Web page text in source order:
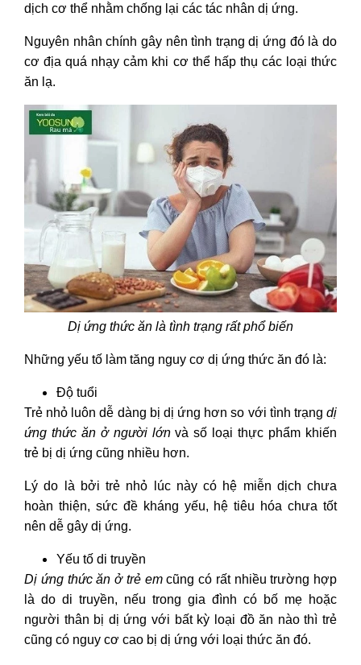
dịch cơ thể nhằm chống lại các tác nhân dị ứng.
Nguyên nhân chính gây nên tình trạng dị ứng đó là do
cơ địa quá nhạy cảm khi cơ thể hấp thụ các loại thức
ăn lạ.
Dị ứng thức ăn là tình trạng rất phổ biến
Những yếu tố làm tăng nguy cơ dị ứng thức ăn đó là:
Độ tuổi
Trẻ nhỏ luôn dễ dàng bị dị ứng hơn so với tình trạng dị
ứng thức ăn ở người lớnvà số loại thực phẩm khiến
trẻ bị dị ứng cũng nhiều hơn.
Lý do là bởi trẻ nhỏ lúc này có hệ miễn dịch chưa
hoàn thiện, sức đề kháng yếu, hệ tiêu hóa chưa tốt
nên dễ gây dị ứng.
Yếu tố di truyền
Dị ứng thức ăn ở trẻ emcũng có rất nhiều trường hợp
là do di truyền, nếu trong gia đình có bố mẹ hoặc
người thân bị dị ứng với bất kỳ loại đồ ăn nào thì trẻ
cũng có nguy cơ cao bị dị ứng với loại thức ăn đó.